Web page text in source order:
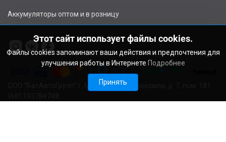
Аккумуляторы оптом и в розницу
ООО "БатАвтоГрупп" г. Минск, ул. В. Сырокомли, д. 7, пом. 181
Этот сайт использует файлы cookies.
Файлы cookies запоминают ваши действия и предпочтения для
улучшения работы в Интернете Подробнее
Принять